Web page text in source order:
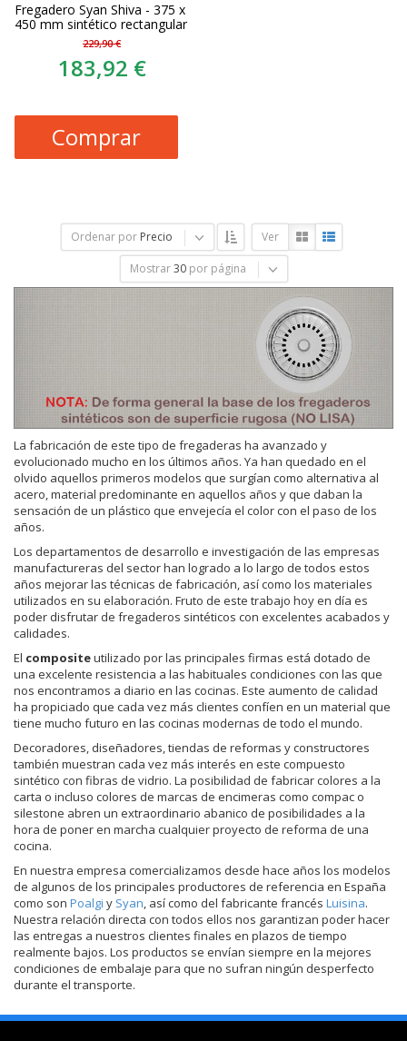
Fregadero Syan Shiva - 375 x
450 mm sintético rectangular
229,90 €
183,92 €
Comprar
Ordenar por Precio Ver
Mostrar 30 por página
La fabricación de este tipo de fregaderas ha avanzado y
evolucionado mucho en los últimos años. Ya han quedado en el
olvido aquellos primeros modelos que surgían como alternativa al
acero, material predominante en aquellos años y que daban la
sensación de un plástico que envejecía el color con el paso de los
años.
Los departamentos de desarrollo e investigación de las empresas
manufactureras del sector han logrado a lo largo de todos estos
años mejorar las técnicas de fabricación, así como los materiales
utilizados en su elaboración. Fruto de este trabajo hoy en día es
poder disfrutar de fregaderos sintéticos con excelentes acabados y
calidades.
El compositeutilizado por las principales firmas está dotado de
una excelente resistencia a las habituales condiciones con las que
nos encontramos a diario en las cocinas. Este aumento de calidad
ha propiciado que cada vez más clientes confíen en un material que
tiene mucho futuro en las cocinas modernas de todo el mundo.
Decoradores, diseñadores, tiendas de reformas y constructores
también muestran cada vez más interés en este compuesto
sintético con fibras de vidrio. La posibilidad de fabricar colores a la
carta o incluso colores de marcas de encimeras como compac o
silestone abren un extraordinario abanico de posibilidades a la
hora de poner en marcha cualquier proyecto de reforma de una
cocina.
En nuestra empresa comercializamos desde hace años los modelos
de algunos de los principales productores de referencia en España
como son Poalgi y Syan , así como del fabricante francés Luisina.
Nuestra relación directa con todos ellos nos garantizan poder hacer
las entregas a nuestros clientes finales en plazos de tiempo
realmente bajos. Los productos se envían siempre en la mejores
condiciones de embalaje para que no sufran ningún desperfecto
durante el transporte.